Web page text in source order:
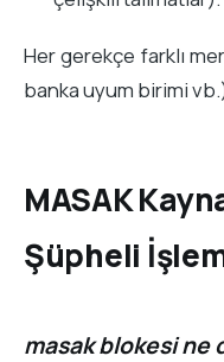
Her gerekçe farklı
banka uyum birimi
MASAK
Şüpheli
masak blokesi ne